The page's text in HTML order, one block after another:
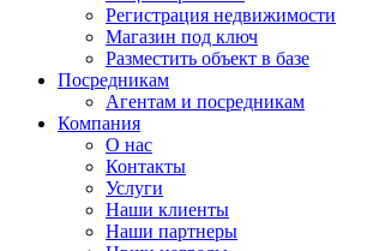
Регистрация недвижимости
Магазин под ключ
Разместить объект в базе
Посредникам
Агентам и посредникам
Компания
О нас
Контакты
Услуги
Наши клиенты
Наши партнеры